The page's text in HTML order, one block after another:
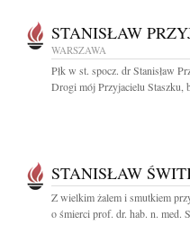
STANISŁAW
WARSZAWA
Płk w st. spocz. dr Stanisław
Drogi mój Przyjacielu Staszku,
STANISŁAW
Z wielkim żalem i smutkiem
o śmierci prof. dr. hab. n. med.